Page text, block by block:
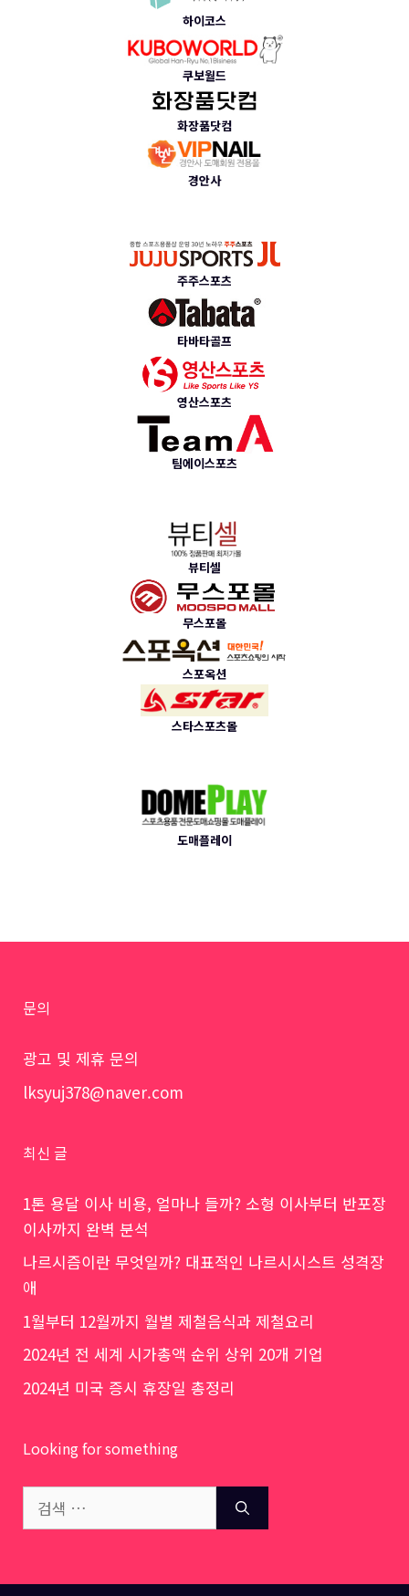
하이코스
쿠보월드
화장품닷컴
경안사
주주스포츠
타바타골프
영산스포츠
팀에이스포츠
뷰티셀
무스포몰
스포옥션
스타스포츠몰
도매플레이
문의
광고 및 제휴 문의
lksyuj378@naver.com
최신 글
1톤 용달 이사 비용, 얼마나 들까? 소형 이사부터 반포장
이사까지 완벽 분석
나르시즘이란 무엇일까? 대표적인 나르시시스트 성격장
애
1월부터 12월까지 월별 제철음식과 제철요리
2024년 전 세계 시가총액 순위 상위 20개 기업
2024년 미국 증시 휴장일 총정리
Looking for something
색: